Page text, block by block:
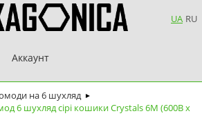
UA RU
Аккаунт
на 6 шухляд ►
6 шухляд сірі кошики Crystals 6М (600В х